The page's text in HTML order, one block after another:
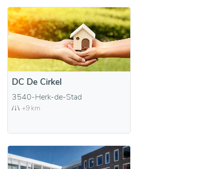
DC De Cirkel
3540-Herk-de-Stad
+9 km